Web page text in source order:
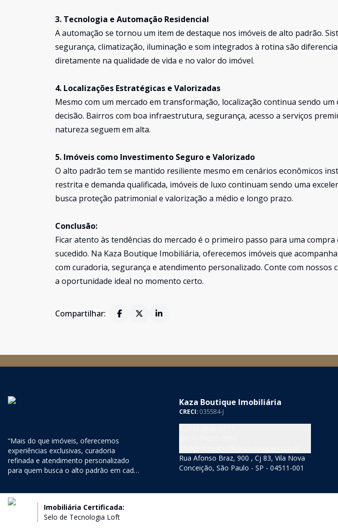
3. Tecnologia e Automação Residencial
A automação se tornou um item de destaque nos imóveis de alto padrão.
segurança, climatização, iluminação e som integrados à rotina são
diretamente na qualidade de vida e no valor do imóvel.
4. Localizações Estratégicas e Valorizadas
Mesmo com um mercado em transformação, localização continua sendo
decisão. Bairros com boa infraestrutura, segurança, acesso a serviços
natureza seguem em alta.
5. Imóveis como Investimento Seguro e Valorizado
O alto padrão tem se mantido resiliente mesmo em cenários econômicos
restrita e demanda qualificada, imóveis de luxo continuam sendo uma
busca proteção patrimonial e valorização a médio e longo prazo.
Conclusão:
Ficar atento às tendências do mercado é o primeiro passo para uma
sucedido. Na Kaza Boutique Imobiliária, oferecemos imóveis que
com curadoria, segurança e atendimento personalizado. Conte com
a oportunidade ideal no momento certo.
Compartilhar:
“Mais do que imóveis, oferecemos
experiências exclusivas, curadoria
refinada e atendimento personalizado
para quem busca o alto padrão em cada
Kaza Boutique Imobiliária
CRECI: 035584-J
Rua Afonso Braz, 900 , Cj 83, Vila Nova
Conceição, São Paulo - SP - 04511-001
Imobiliária Certificada:
Selo de Tecnologia Loft